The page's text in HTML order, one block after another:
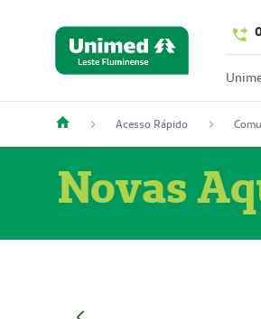
Acesso Rápido
Novas